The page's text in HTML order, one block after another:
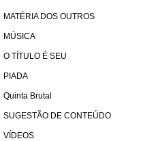
MATÉRIA DOS OUTROS
MÚSICA
O TÍTULO É SEU
PIADA
Quinta Brutal
SUGESTÃO DE CONTEÚDO
VÍDEOS